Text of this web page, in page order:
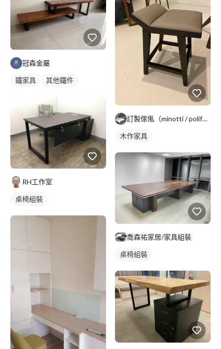
冠森金屬
鐵家具 其他鐵件
RH工作室
桌椅組裝
訂製傢俬（minotti / poliform /B&B)
木作家具
喬森祐家居/家具組裝
桌椅組裝